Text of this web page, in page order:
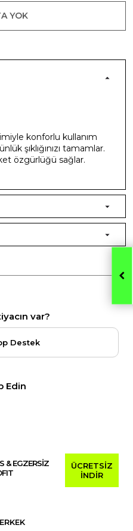
YOK
konforlu kullanım
şıklığınızı tamamlar.
özgürlüğü sağlar.
var?
Destek
Edin
& EGZERSİZ
ÜCRETSİZ
İNDİR
ERKEK